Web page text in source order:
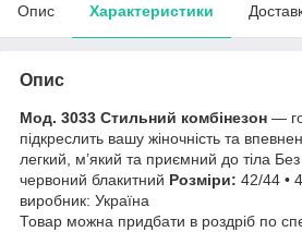
Опис Характеристики
Опис
Мод. 3033 Стильний комбінезон —
підкреслить вашу жіночність та
легкий, м’який та приємний до тіла
червоний блакитний Розміри: 42/44 •
виробник: Україна
Товар можна придбати в роздріб по